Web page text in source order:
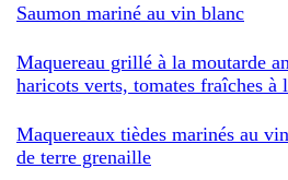
Saumon mariné au vin blanc
Maquereau grillé à la moutarde
haricots verts, tomates fraîches à
Maquereaux tièdes marinés au
de terre grenaille